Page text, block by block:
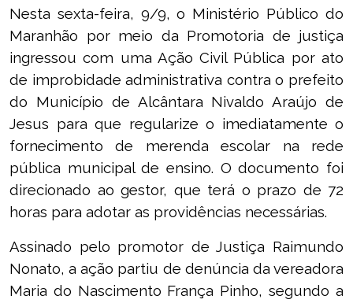
Nesta sexta-feira, 9/9, o Ministério Público do
Maranhão por meio da Promotoria de justiça
ingressou com uma Ação Civil Pública por ato
de improbidade administrativa contra o prefeito
do Município de Alcântara Nivaldo Araújo de
Jesus para que regularize o imediatamente o
fornecimento de merenda escolar na rede
pública municipal de ensino. O documento foi
direcionado ao gestor, que terá o prazo de 72
horas para adotar as providências necessárias.
Assinado pelo promotor de Justiça Raimundo
Nonato, a ação partiu de denúncia da vereadora
Maria do Nascimento França Pinho, segundo a